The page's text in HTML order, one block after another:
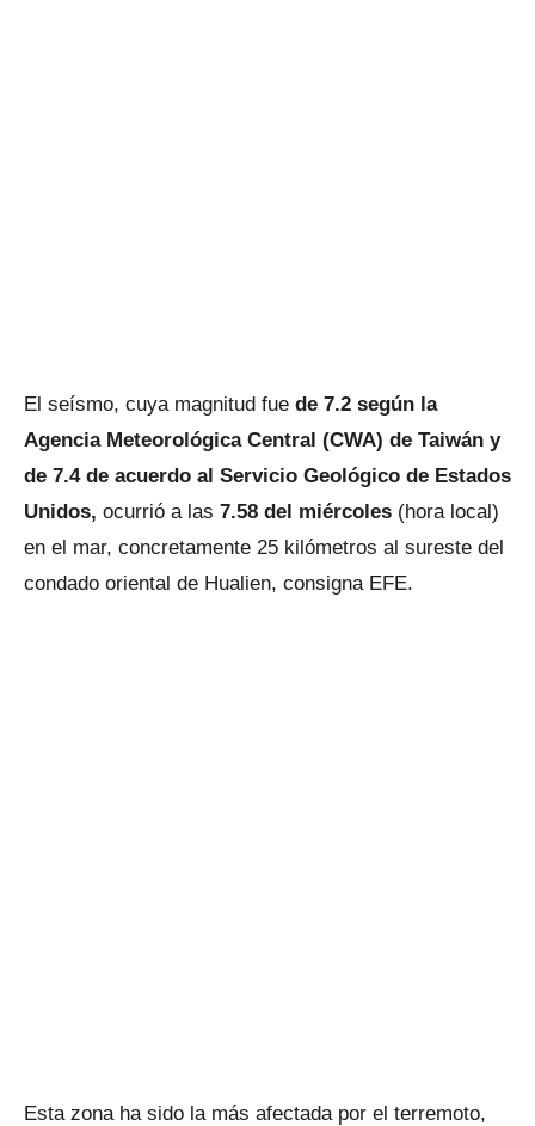
El seísmo, cuya magnitud fue de 7.2 según la
Agencia Meteorológica Central (CWA) de Taiwán y
de 7.4 de acuerdo al Servicio Geológico de Estados
Unidos, ocurrió a las 7.58 del miércoles (hora local)
en el mar, concretamente 25 kilómetros al sureste del
condado oriental de Hualien, consigna EFE.
Esta zona ha sido la más afectada por el terremoto,